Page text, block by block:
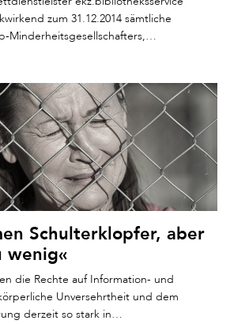
zum 31.12.2014 sämtliche
Minderheitsgesellschafters,…
Schulterklopfer, aber
wenig«
die Rechte auf Information- und
Unversehrtheit und dem
derzeit so stark in…